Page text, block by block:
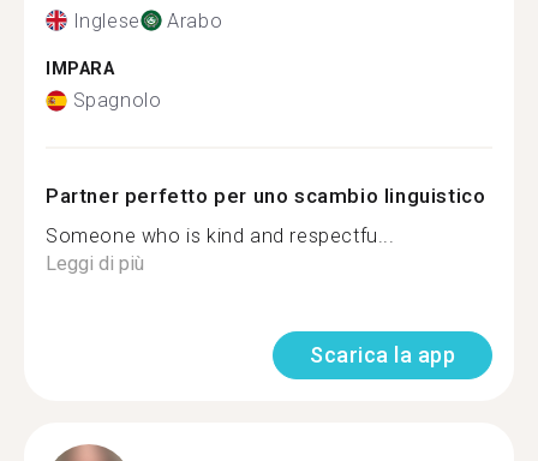
Inglese Arabo
IMPARA
Spagnolo
Partner perfetto per uno scambio linguistico
Someone who is kind and respectfu...
Leggi di più
Scarica la app